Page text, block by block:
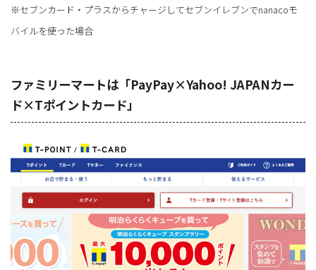
※セブンカード・プラスからチャージしてセブンイレブンでnanacoモ
バイルを使った場合
ファミリーマートは「PayPay×Yahoo! JAPANカー
ド×Tポイントカード」